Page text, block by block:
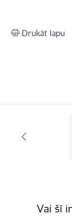
Drukāt lapu
Vai šī